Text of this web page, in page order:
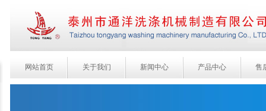
网站首页 关于我们 新闻中心 产品中心 售